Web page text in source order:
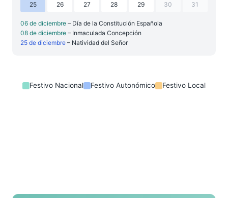
25 26 27 28 29 30 31
06 de diciembre – Día de la Constitución Española
08 de diciembre – Inmaculada Concepción
25 de diciembre – Natividad del Señor
Festivo Nacional Festivo Autonómico Festivo Local